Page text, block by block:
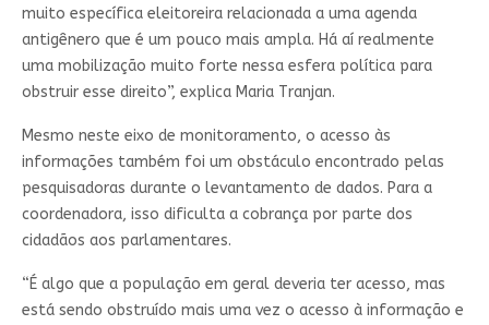
muito específica eleitoreira relacionada a uma agenda
antigênero que é um pouco mais ampla. Há aí realmente
uma mobilização muito forte nessa esfera política para
obstruir esse direito”, explica Maria Tranjan.
Mesmo neste eixo de monitoramento, o acesso às
informações também foi um obstáculo encontrado pelas
pesquisadoras durante o levantamento de dados. Para a
coordenadora, isso dificulta a cobrança por parte dos
cidadãos aos parlamentares.
“É algo que a população em geral deveria ter acesso, mas
está sendo obstruído mais uma vez o acesso à informação e